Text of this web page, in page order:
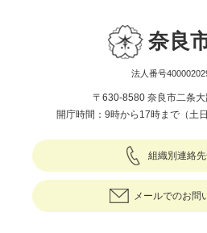
奈良
法人番号
〒630-8580 奈良市二条大
開庁時間：9時から17時まで（土
組織別連絡
メールでのお問